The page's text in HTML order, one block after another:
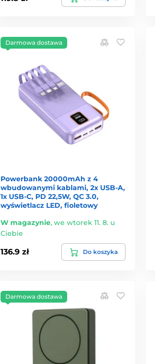
Darmowa dostawa
Powerbank 20000mAh z 4
wbudowanymi kablami, 2x USB-A,
1x USB-C, PD 22,5W, QC 3.0,
wyświetlacz LED, fioletowy
W magazynie, we wtorek 11. 8. u
Ciebie
136.9 zł Do koszyka
Darmowa dostawa